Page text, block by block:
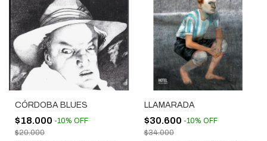
CÓRDOBA BLUES
$18.000 -10% OFF
$20.000
LLAMARADA
$30.600 -10% OFF
$34.000